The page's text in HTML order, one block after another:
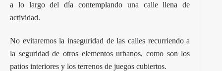
a lo largo del día contemplando una calle llena de
actividad.
No evitaremos la inseguridad de las calles recurriendo a
la seguridad de otros elementos urbanos, como son los
patios interiores y los terrenos de juegos cubiertos.